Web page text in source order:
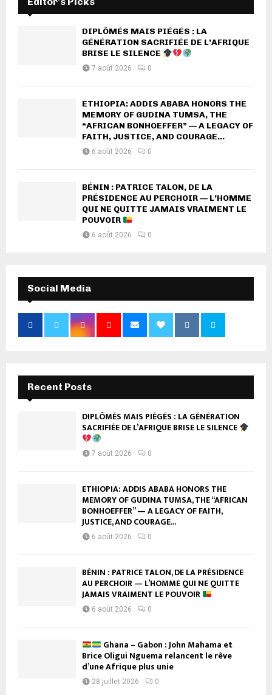
DIPLÔMÉS MAIS PIÉGÉS : LA
GÉNÉRATION SACRIFIÉE DE L’AFRIQUE
BRISE LE SILENCE
7 août 2026 0
ETHIOPIA: ADDIS ABABA HONORS THE
MEMORY OF GUDINA TUMSA, THE
“AFRICAN BONHOEFFER” — A LEGACY OF
FAITH, JUSTICE, AND COURAGE...
6 août 2026 0
BÉNIN : PATRICE TALON, DE LA
PRÉSIDENCE AU PERCHOIR — L’HOMME
QUI NE QUITTE JAMAIS VRAIMENT LE
POUVOIR
6 août 2026 0
Social Media
Recent Posts
DIPLÔMÉS MAIS PIÉGÉS : LA GÉNÉRATION
SACRIFIÉE DE L’AFRIQUE BRISE LE SILENCE
7 août 2026 0
ETHIOPIA: ADDIS ABABA HONORS THE
MEMORY OF GUDINA TUMSA, THE “AFRICAN
BONHOEFFER” — A LEGACY OF FAITH,
JUSTICE, AND COURAGE...
6 août 2026 0
BÉNIN : PATRICE TALON, DE LA PRÉSIDENCE
AU PERCHOIR — L’HOMME QUI NE QUITTE
JAMAIS VRAIMENT LE POUVOIR
6 août 2026 0
Ghana – Gabon : John Mahama et
Brice Oligui Nguema relancent le rêve
d’une Afrique plus unie
28 juillet 2026 0